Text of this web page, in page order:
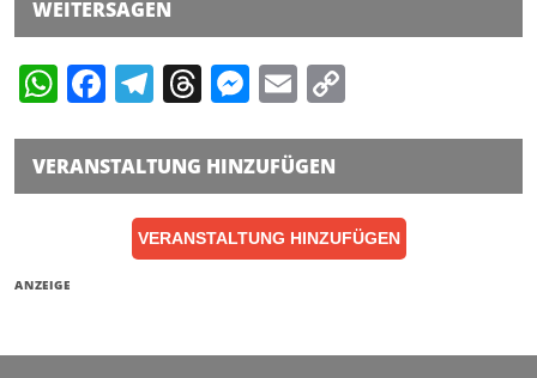
WEITERSAGEN
WhatsApp
Facebook
Telegram
Threads
Messenger
Email
VERANSTALTUNG HINZUFÜGEN
VERANSTALTUNG HINZUFÜGEN
ANZEIGE